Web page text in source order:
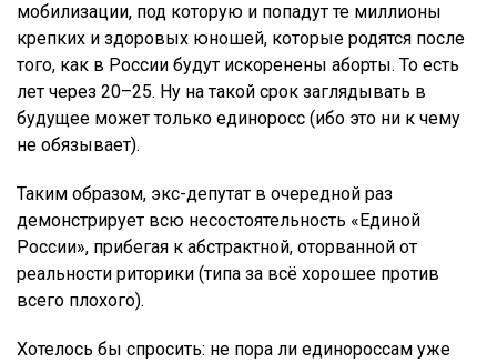
мобилизации, под которую и попадут те миллионы
крепких и здоровых юношей, которые родятся после
того, как в России будут искоренены аборты. То есть
лет через 20–25. Ну на такой срок заглядывать в
будущее может только единоросс (ибо это ни к чему
не обязывает).
Таким образом, экс-депутат в очередной раз
демонстрирует всю несостоятельность «Единой
России», прибегая к абстрактной, оторванной от
реальности риторики (типа за всё хорошее против
всего плохого).
Хотелось бы спросить: не пора ли единороссам уже